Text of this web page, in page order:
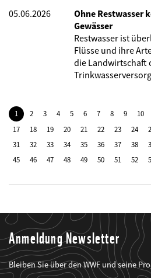
05.06.2026
Ohne Restwasser
Gewässer
Restwasser ist
Flüsse und ihre
die Landwirtschaft
1 2 3 4 5 6 7 8 9 10
17
18 19 20 21 22 23 24
31
32 33 34 35 36 37 38
45
46 47 48 49 50 51 52
Anmeldung Newsletter
Bleiben Sie über den WWF und seine